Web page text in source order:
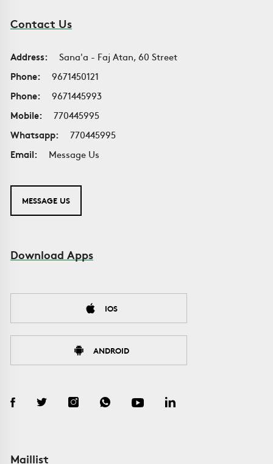
Contact Us
Address:
Sana'a - Faj Atan, 60 Street
Phone:
9671450121
Phone:
9671445993
Mobile:
770445995
Whatsapp:
770445995
Email:
Message Us
MESSAGE US
Download Apps
IOS
ANDROID
Maillist